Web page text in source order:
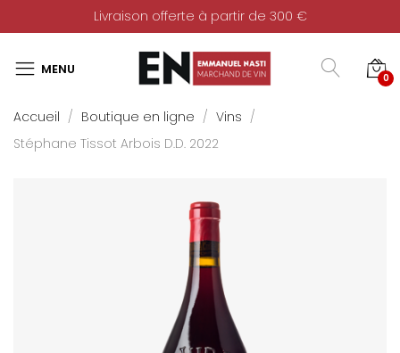
Livraison offerte à partir de 300 €
0
Accueil Boutique en ligne
Vins
Stéphane Tissot Arbois D.D. 2022